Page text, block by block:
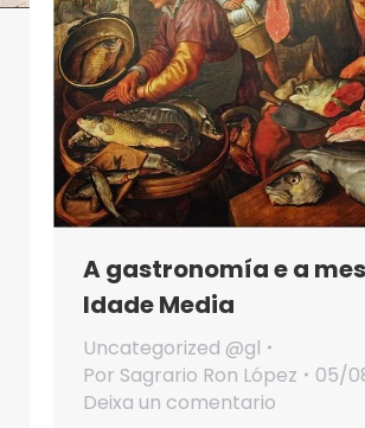
A gastronomía e a
Idade Media
Uncategorized @gl
Por Sagrario Ron López
05/
Deixa un comentario